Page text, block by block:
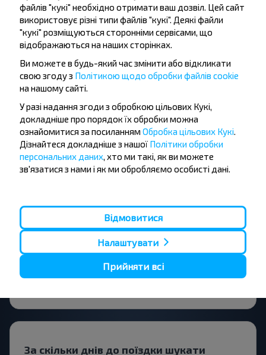
Підписатися
Питання - відповідь
Як придбати квиток на автобус
Молодечно-Силичи, Логойский р-н
Є чи існують обмеження на поїздки
за маршрутом Молодечно-Силичи,
Логойский р-н МИНСКАЯ ОБЛ.?
За скільки днів до поїздки шукати
файлів "кукі" необхідно отримати ваш дозвіл. Цей сайт
використовує різні типи файлів "кукі". Деякі файли
"кукі" розміщуються сторонніми сервісами, що
відображаються на наших сторінках.
Ви можете в будь-який час змінити або відкликати
свою згоду з Політикою щодо обробки файлів cookie
на нашому сайті.
У разі надання згоди з обробкою цільових Кукі,
докладніше про порядок їх обробки можна
ознайомитися за посиланням Обробка цільових Кукі.
Дізнайтеся докладніше з нашої Політики обробки
персональних даних, хто ми такі, як ви можете
зв'язатися з нами і як ми обробляємо особисті дані.
Відмовитися
Налаштувати
Прийняти всі